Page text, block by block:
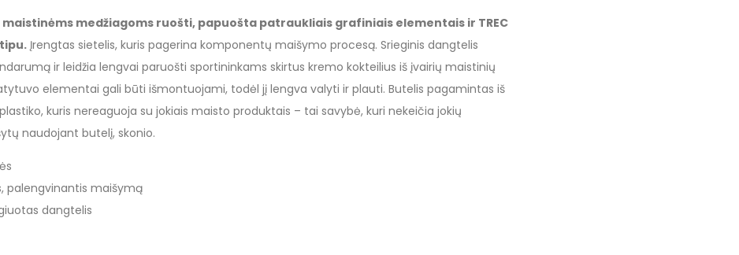
medžiagoms ruošti, papuošta patraukliais grafiniais elementais ir TREC
Įrengtas sietelis, kuris pagerina komponentų maišymo procesą. Srieginis dangtelis
ir leidžia lengvai paruošti sportininkams skirtus kremo kokteilius iš įvairių maistinių
elementai gali būti išmontuojami, todėl jį lengva valyti ir plauti. Butelis pagamintas iš
kuris nereaguoja su jokiais maisto produktais – tai savybė, kuri nekeičia jokių
naudojant butelį, skonio.
palengvinantis maišymą
dangtelis